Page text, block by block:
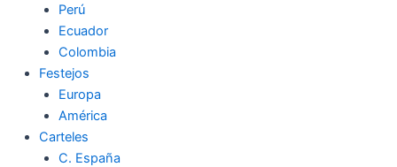
Perú
Ecuador
Colombia
Festejos
Europa
América
Carteles
C. España